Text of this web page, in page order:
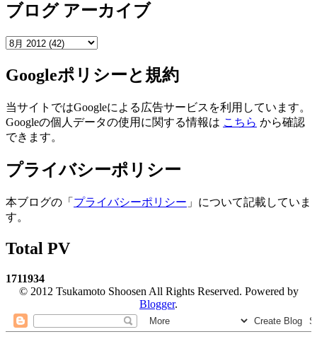
ブログ アーカイブ
Googleポリシーと規約
当サイトではGoogleによる広告サービスを利用しています。
Googleの個人データの使用に関する情報は こちら から確認
できます。
プライバシーポリシー
本ブログの「 プライバシーポリシー 」について記載していま
す。
Total PV
1711934
© 2012 Tsukamoto Shoosen All Rights Reserved. Powered by
Blogger.